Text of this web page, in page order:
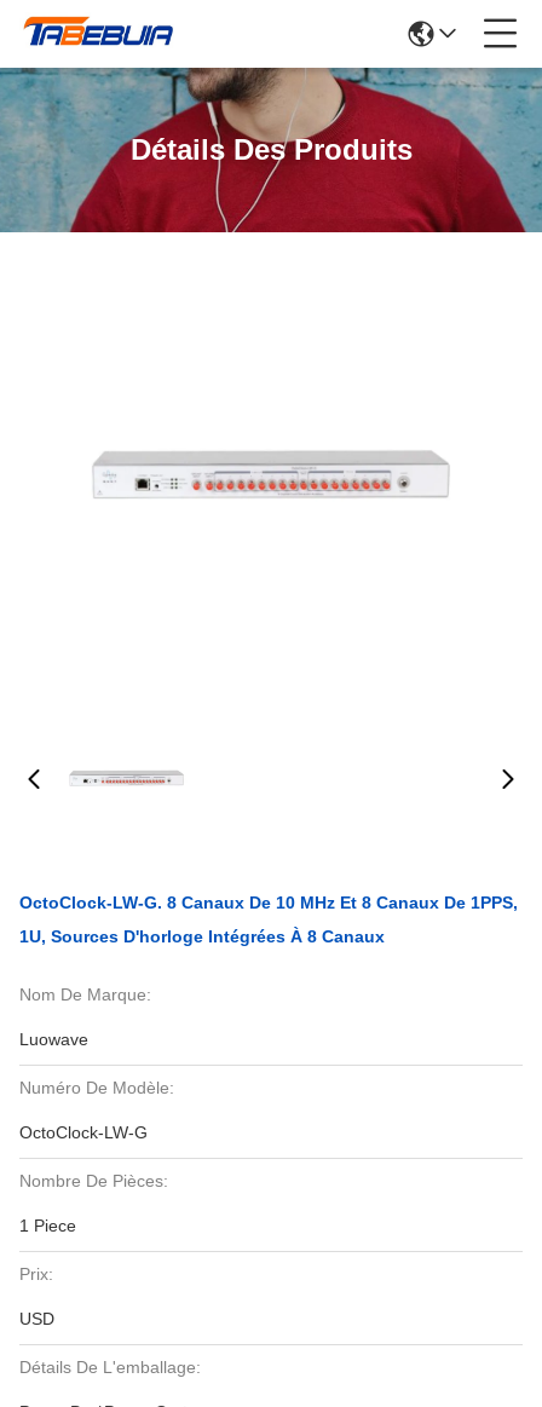
Détails Des Produits
OctoClock-LW-G. 8 Canaux De 10 MHz Et 8 Canaux De 1PPS,
1U, Sources D'horloge Intégrées À 8 Canaux
Nom De Marque:
Luowave
Numéro De Modèle:
OctoClock-LW-G
Nombre De Pièces:
1 Piece
Prix:
USD
Détails De L'emballage: